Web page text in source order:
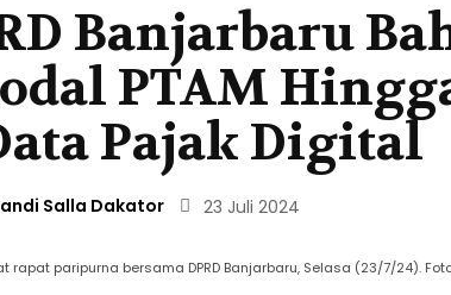
Banjarbaru
PTAM
Pajak Digital
Salla Dakator 23 Juli 2024
paripurna bersama DPRD Banjarbaru, Selasa (23/7/24).